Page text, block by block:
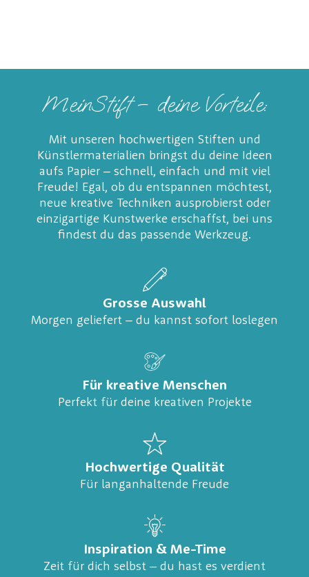
MeinStift – deine Vorteile:
Mit unseren hochwertigen Stiften und
Künstlermaterialien bringst du deine Ideen
aufs Papier – schnell, einfach und mit viel
Freude! Egal, ob du entspannen möchtest,
neue kreative Techniken ausprobierst oder
einzigartige Kunstwerke erschaffst, bei uns
findest du das passende Werkzeug.
Grosse Auswahl
Morgen geliefert – du kannst sofort loslegen
Für kreative Menschen
Perfekt für deine kreativen Projekte
Hochwertige Qualität
Für langanhaltende Freude
Inspiration & Me-Time
Zeit für dich selbst – du hast es verdient